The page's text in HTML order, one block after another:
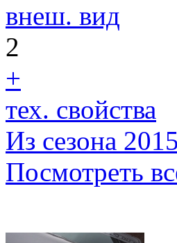
внеш. вид
2
+
тех. свойства
Из сезона 2015
Посмотреть